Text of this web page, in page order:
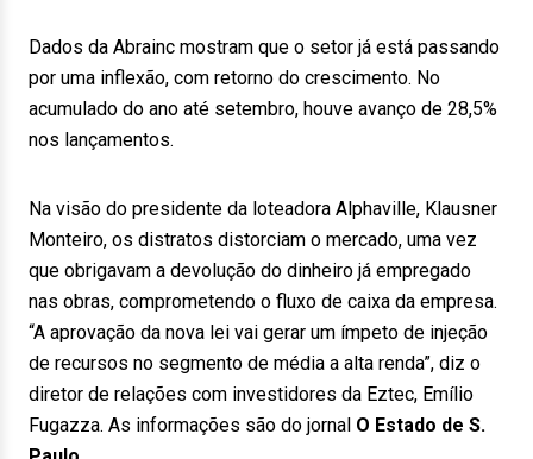
Dados da Abrainc mostram que o setor já está passando
por uma inflexão, com retorno do crescimento. No
acumulado do ano até setembro, houve avanço de 28,5%
nos lançamentos.
Na visão do presidente da loteadora Alphaville, Klausner
Monteiro, os distratos distorciam o mercado, uma vez
que obrigavam a devolução do dinheiro já empregado
nas obras, comprometendo o fluxo de caixa da empresa.
“A aprovação da nova lei vai gerar um ímpeto de injeção
de recursos no segmento de média a alta renda”, diz o
diretor de relações com investidores da Eztec, Emílio
Fugazza. As informações são do jornal O Estado de S.